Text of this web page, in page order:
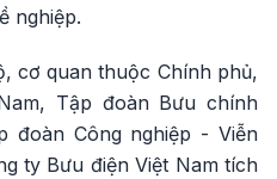
nghiệp.
cơ quan thuộc Chính phủ,
Tập đoàn Bưu chính
đoàn Công nghiệp - Viễn
ty Bưu điện Việt Nam tích